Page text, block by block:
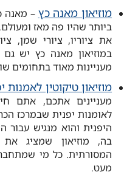
מוזיאון מאנה כץ – מאנה
ביותר שהיו פה מאז
את ציוריו, ציורי שמן,
במוזיאון מאנה כץ יש
מעניינות מאוד בתחומים
מוזיאון טיקוטין לאמנות
מעניינים אתכם, אתם
לאומנות יפנית שבמרכז
היפנית והוא מנגיש
בה, מוזיאון שמציג
המסורתית. כל מי
מעט.